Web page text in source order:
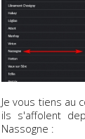
Je vous tiens au
ils s'affolent
Nassogne :